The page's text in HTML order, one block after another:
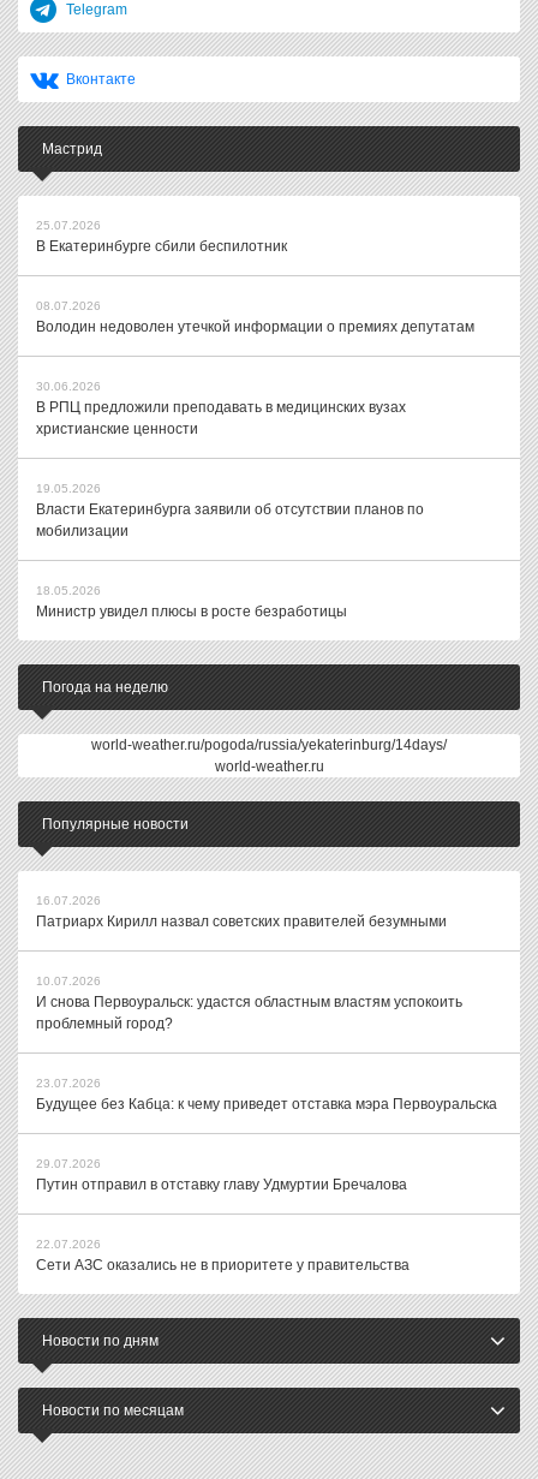
Telegram
Вконтакте
Мастрид
25.07.2026
В Екатеринбурге сбили беспилотник
08.07.2026
Володин недоволен утечкой информации о премиях депутатам
30.06.2026
В РПЦ предложили преподавать в медицинских вузах
христианские ценности
19.05.2026
Власти Екатеринбурга заявили об отсутствии планов по
мобилизации
18.05.2026
Министр увидел плюсы в росте безработицы
Погода на неделю
world-weather.ru/pogoda/russia/yekaterinburg/14days/
world-weather.ru
Популярные новости
16.07.2026
Патриарх Кирилл назвал советских правителей безумными
10.07.2026
И снова Первоуральск: удастся областным властям успокоить
проблемный город?
23.07.2026
Будущее без Кабца: к чему приведет отставка мэра Первоуральска
29.07.2026
Путин отправил в отставку главу Удмуртии Бречалова
22.07.2026
Сети АЗС оказались не в приоритете у правительства
Новости по дням
Новости по месяцам